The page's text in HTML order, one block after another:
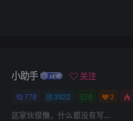
小助手 关注
778 3922 0 3
这家伙很懒，什么都没有写...